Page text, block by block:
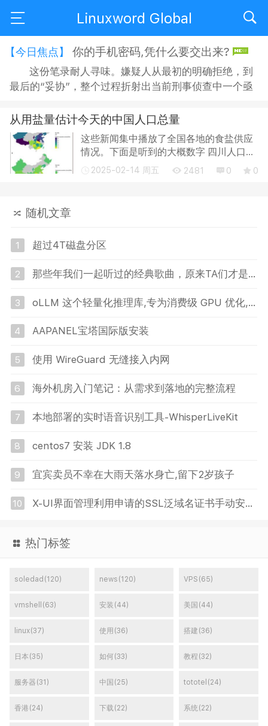
Linuxword Global
【今日焦点】 你的手机密码,凭什么要交出来?
这份笔录耐人寻味。嫌疑人从最初的明确拒绝，到
最后的“妥协”，整个过程折射出当前刑事侦查中一个亟
拒绝？拒绝之后，侦查人员又能采取何种方式“说服”？
在“思想教育”的名义下，嫌疑人的沉默权与隐私权究竟
获得了多大程度的保障？ 智能手机早已不是单纯的通讯
工具，它承...
从用盐量估计今天的中国人口总量
这些新闻集中播放了全国各地的食盐供应
情况。下面是听到的大概数字 四川人口
9000万，每年用盐50万吨。 河南人口应
2025-02-14 周五 2481 0 0
随机文章
1 超过4T磁盘分区
2 那些年我们一起听过的经典歌曲，原来TA们才是原唱
3 oLLM 这个轻量化推理库,专为消费级 GPU 优化,用 8GB 显存就能跑 80B 参数的大模型
4 AAPANEL宝塔国际版安装
5 使用 WireGuard 无缝接入内网
6 海外机房入门笔记：从需求到落地的完整流程
7 本地部署的实时语音识别工具-WhisperLiveKit
8 centos7 安装 JDK 1.8
9 宜宾卖员不幸在大雨天落水身亡,留下2岁孩子
10 X-UI界面管理利用申请的SSL泛域名证书手动安装XRAY,修改443端口(关闭Centos7的防火墙)
热门标签
soledad(120) news(120) VPS(65)
vmshell(63) 安装(44) 美国(44)
linux(37) 使用(36) 搭建(36)
日本(35) 如何(33) 教程(32)
服务器(31) 中国(25) tototel(24)
香港(24) 下载(22) 系统(22)